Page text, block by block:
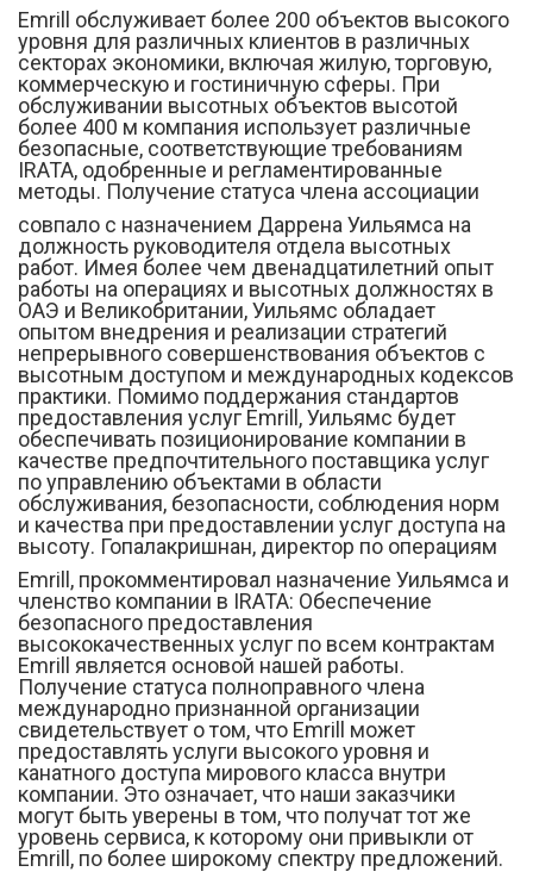
Emrill обслуживает более 200 объектов высокого
уровня для различных клиентов в различных
секторах экономики, включая жилую, торговую,
коммерческую и гостиничную сферы. При
обслуживании высотных объектов высотой
более 400 м компания использует различные
безопасные, соответствующие требованиям
IRATA, одобренные и регламентированные
методы. Получение статуса члена ассоциации
совпало с назначением Даррена Уильямса на
должность руководителя отдела высотных
работ. Имея более чем двенадцатилетний опыт
работы на операциях и высотных должностях в
ОАЭ и Великобритании, Уильямс обладает
опытом внедрения и реализации стратегий
непрерывного совершенствования объектов с
высотным доступом и международных кодексов
практики. Помимо поддержания стандартов
предоставления услуг Emrill, Уильямс будет
обеспечивать позиционирование компании в
качестве предпочтительного поставщика услуг
по управлению объектами в области
обслуживания, безопасности, соблюдения норм
и качества при предоставлении услуг доступа на
высоту. Гопалакришнан, директор по операциям
Emrill, прокомментировал назначение Уильямса и
членство компании в IRATA: Обеспечение
безопасного предоставления
высококачественных услуг по всем контрактам
Emrill является основой нашей работы.
Получение статуса полноправного члена
международно признанной организации
свидетельствует о том, что Emrill может
предоставлять услуги высокого уровня и
канатного доступа мирового класса внутри
компании. Это означает, что наши заказчики
могут быть уверены в том, что получат тот же
уровень сервиса, к которому они привыкли от
Emrill, по более широкому спектру предложений.